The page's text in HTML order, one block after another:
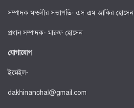
সম্পাদক মন্ডলীর সভাপতি- এস এম জাকির হোসেন
প্রধান সম্পাদক- মারুফ হোসেন
যোগাযোগ
ইমেইল-
dakhinanchal@gmail.com